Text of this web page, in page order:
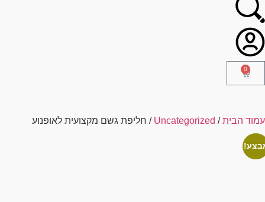
0
עמוד הבית/
Uncategorized / חליפת גשם מקצועית לאופנוע